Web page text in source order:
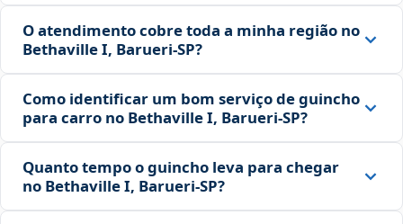
O atendimento cobre toda a minha região no
Bethaville I, Barueri‑SP?
Como identificar um bom serviço de guincho
para carro no Bethaville I, Barueri‑SP?
Quanto tempo o guincho leva para chegar
no Bethaville I, Barueri‑SP?